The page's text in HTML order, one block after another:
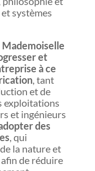
systèmes
Mademoiselle
et
à ce
, tant
et de
exploitations
et ingénieurs
des
, qui
la nature et
afin de réduire